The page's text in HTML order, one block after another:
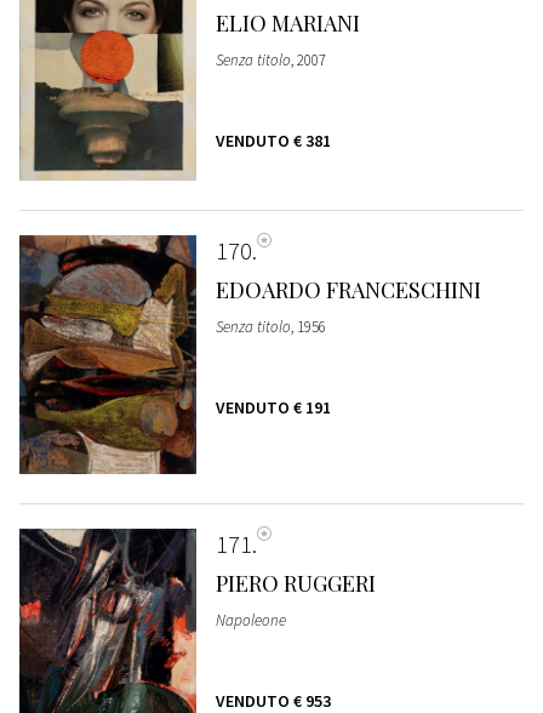
ELIO MARIANI
Senza titolo, 2007
VENDUTO € 381
170
EDOARDO FRANCESCHINI
Senza titolo, 1956
VENDUTO € 191
171
PIERO RUGGERI
Napoleone
VENDUTO € 953